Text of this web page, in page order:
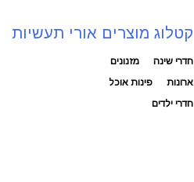
קטלוג מוצרים אורי תעשיות
חדרי שינה
מזנונים
ארונות
פינות אוכל
חדרי ילדים